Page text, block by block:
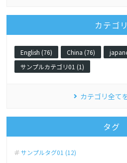
カテゴリ
English (76) China (76)
サンプルカテゴリ01 (1)
カテゴリ全て
タグ
サンプルタグ01 (12)